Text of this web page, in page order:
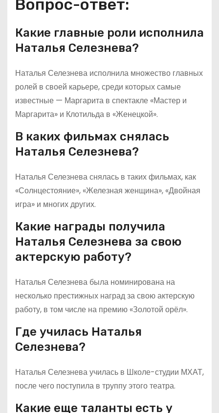
Вопрос-ответ:
Какие главные роли исполнила
Наталья Селезнева?
Наталья Селезнева исполнила множество главных
ролей в своей карьере, среди которых самые
известные — Маргарита в спектакле «Мастер и
Маргарита» и Клотильда в «Женецкой».
В каких фильмах снялась
Наталья Селезнева?
Наталья Селезнева снялась в таких фильмах, как
«Солнцестояние», «Железная женщина», «Двойная
игра» и многих других.
Какие награды получила
Наталья Селезнева за свою
актерскую работу?
Наталья Селезнева была номинирована на
несколько престижных наград за свою актерскую
работу, в том числе на премию «Золотой орёл».
Где училась Наталья
Селезнева?
Наталья Селезнева училась в Школе-студии МХАТ,
после чего поступила в труппу этого театра.
Какие еще таланты есть у